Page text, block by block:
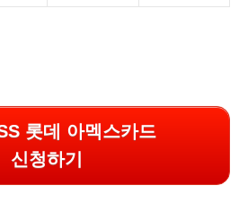
롯데 아멕스카드
신청하기